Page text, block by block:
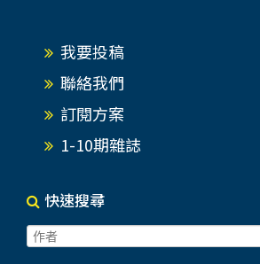
我要投稿
聯絡我們
訂閱方案
1-10期雜誌
快速搜尋